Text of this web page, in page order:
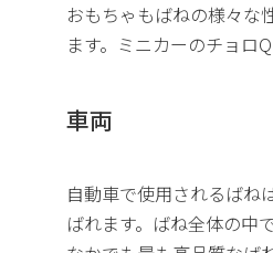
おもちゃもばねの様々な
ます。ミニカーのチョロ
車両
自動車で使用されるばね
ばれます。ばね全体の中